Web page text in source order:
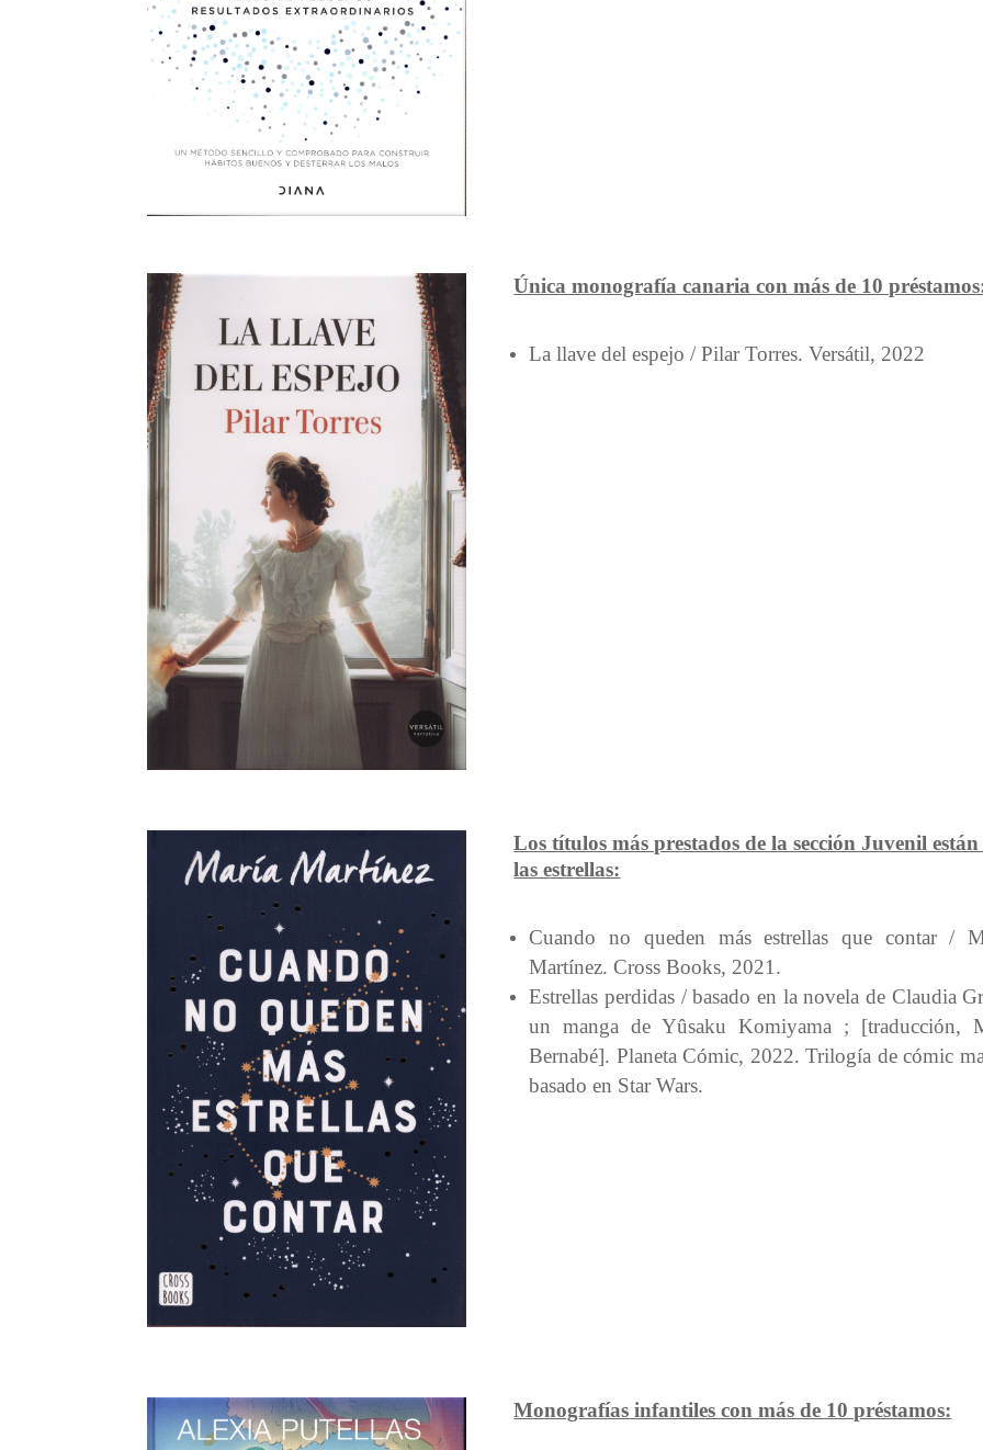
Única monografía canaria con más de 10
La llave del espejo / Pilar Torres. Versátil, 2022
Los títulos más prestados de la sección Juvenil están
las estrellas:
Cuando no queden más estrellas que contar /
Martínez. Cross Books, 2021.
Estrellas perdidas / basado en la novela de Claudia
un manga de Yûsaku Komiyama ; [traducción,
Bernabé]. Planeta Cómic, 2022. Trilogía de cómic
basado en Star Wars.
Monografías infantiles con más de 10 préstamos: